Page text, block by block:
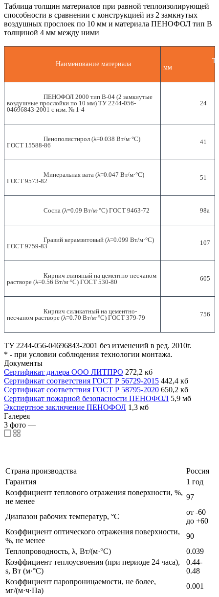
Таблица толщин материалов при равной теплоизолирующей
способности в сравнении с конструкцией из 2 замкнутых
воздушных прослоек по 10 мм и материала ПЕНОФОЛ тип B
толщиной 4 мм между ними
мм
воздушные прослойки по 10 мм) ТУ 2244-056-
04696843-2001 с изм. № 1-4
ГОСТ 15588-86
ГОСТ 9573-82
ГОСТ 9759-83
растворе (λ=0.56 Вт/м·°С) ГОСТ 530-80
песчаном растворе (λ=0.70 Вт/м·°С) ГОСТ 379-79
ТУ 2244-056-04696843-2001 без изменений в ред. 2010г.
* - при условии соблюдения технологии монтажа.
Документы
Сертификат дилера ООО ЛИТПРО 272,2 кб
Сертификат соответствия ГОСТ Р 56729-2015 442,4 кб
Сертификат соответствия ГОСТ Р 58795-2020 650,2 кб
Сертификат пожарной безопасности ПЕНОФОЛ 5,9 мб
Экспертное заключение ПЕНОФОЛ 1,3 мб
Галерея
3 фото —
Страна производства
Россия
Гарантия
1 год
Коэффициент теплового отражения поверхности, %,
не менее
97
Диапазон рабочих температур, °C
от -60
до +60
Коэффициент оптического отражения поверхности,
%, не менее
90
Теплопроводность, λ, Вт/(м·°C)
0.039
Коэффициент теплоусвоения (при периоде 24 часа),
s, Вт (м·°C)
0.44-
0.48
Коэффициент паропроницаемости, не более,
мг/(м·ч·Па)
0.001